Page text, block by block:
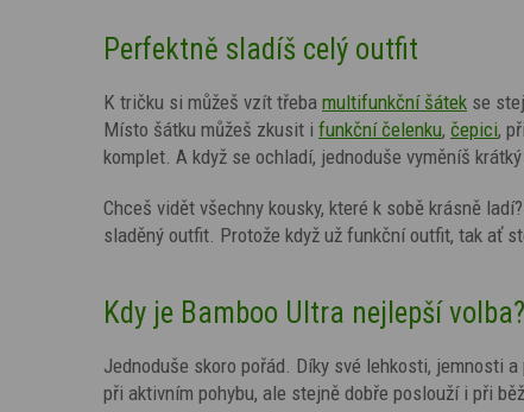
Perfektně sladíš celý outfit
K tričku si můžeš vzít třeba multifunkční šátek se
Místo šátku můžeš zkusit i funkční čelenku, čepici,
komplet. A když se ochladí, jednoduše vyměníš
Chceš vidět všechny kousky, které k sobě krásně
sladěný outfit. Protože když už funkční outfit, tak ať
Kdy je Bamboo Ultra nejlepší volba?
Jednoduše skoro pořád. Díky své lehkosti, jemnosti
při aktivním pohybu, ale stejně dobře poslouží i při